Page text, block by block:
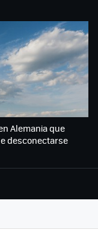
Alemania que
desconectarse